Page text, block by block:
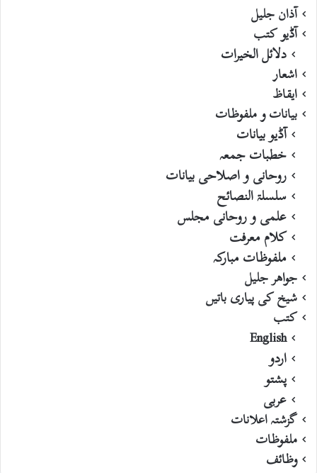
آذان جلیل
آڈیو کتب
دلائل الخیرات
اشعار
ایقاظ
بیانات و ملفوظات
آڈیو بیانات
خطبات جمعہ
روحانی و اصلاحی بیانات
سلسلۃ النصائح
علمی و روحانی مجلس
کلام معرفت
ملفوظات مبارکہ
جواھر جلیل
شیخ کی پیاری باتیں
کتب
English
اردو
پشتو
عربی
گزشتہ اعلانات
ملفوظات
وظائف